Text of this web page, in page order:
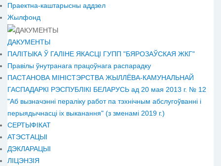
Праектна-каштарысны аддзел
Жылфонд
ДАКУМЕНТЫ
ПАЛІТЫКА Ў ГАЛІНЕ ЯКАСЦІ ГУПП "БЯРОЗАЎСКАЯ ЖКГ"
Правілы ўнутранага працоўнага распарадку
ПАСТАНОВА МІНІСТЭРСТВА ЖЫЛЛЁВА-КАМУНАЛЬНАЙ
ГАСПАДАРКІ РЭСПУБЛІКІ БЕЛАРУСЬ ад 20 мая 2013 г. № 12
"Аб вызначэнні пераліку работ па тэхнічным абслугоўванні і
перыядычнасці іх выканання" (з зменамі 2019 г.)
СЕРТЫФІКАТ
АТЭСТАЦЫІ
ДЭКЛАРАЦЫІ
ЛІЦЭНЗІЯ